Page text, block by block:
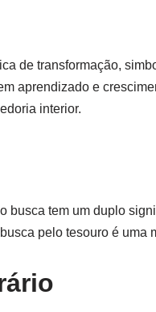
de transformação,
aprendizado e
interior.
busca tem um duplo
pelo tesouro é uma